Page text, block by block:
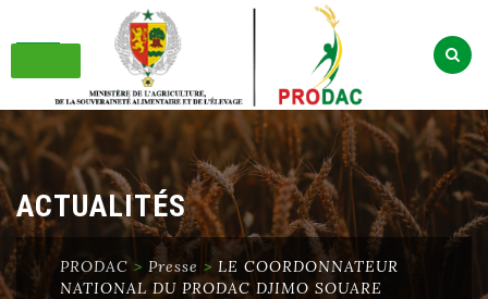
Skip
content
ACTUALITÉS
PRODAC > Presse > LE COORDONNATEUR
NATIONAL DU PRODAC DJIMO SOUARE